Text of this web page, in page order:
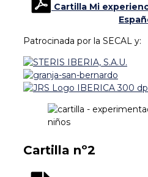
Cartilla Mi
Patrocinada por la SECAL y:
Cartilla nº2